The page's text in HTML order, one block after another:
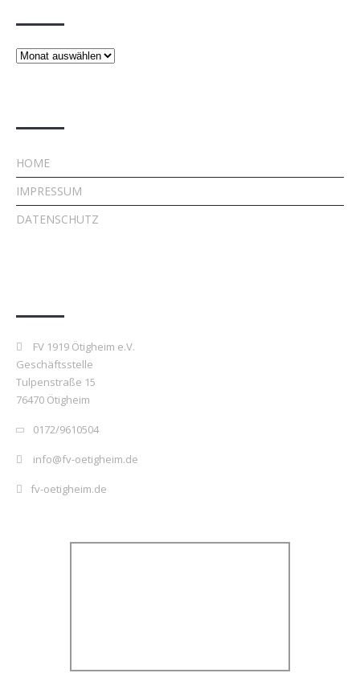
Beiträge
HOME
IMPRESSUM
DATENSCHUTZ
FV 1919 Ötigheim e.V.
Geschäftsstelle
Tulpenstraße 15
76470 Ötigheim
0172/9610504
info@fv-oetigheim.de
fv-oetigheim.de